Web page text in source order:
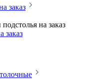
заказ
на заказ
заказ